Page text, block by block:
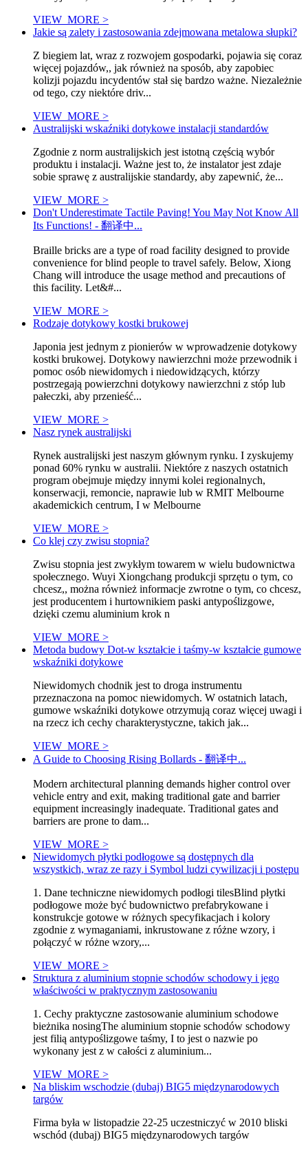
VIEW_MORE >
Jakie są zalety i zastosowania zdejmowana metalowa słupki?
Z biegiem lat, wraz z rozwojem gospodarki, pojawia się coraz
więcej pojazdów,, jak również na sposób, aby zapobiec
kolizji pojazdu incydentów stał się bardzo ważne. Niezależnie
od tego, czy niektóre driv...
VIEW_MORE >
Australijski wskaźniki dotykowe instalacji standardów
Zgodnie z norm australijskich jest istotną częścią wybór
produktu i instalacji. Ważne jest to, że instalator jest zdaje
sobie sprawę z australijskie standardy, aby zapewnić, że...
VIEW_MORE >
Don't Underestimate Tactile Paving! You May Not Know All
Its Functions! - 翻译中...
Braille bricks are a type of road facility designed to provide
convenience for blind people to travel safely. Below, Xiong
Chang will introduce the usage method and precautions of
this facility. Let&#...
VIEW_MORE >
Rodzaje dotykowy kostki brukowej
Japonia jest jednym z pionierów w wprowadzenie dotykowy
kostki brukowej. Dotykowy nawierzchni może przewodnik i
pomoc osób niewidomych i niedowidzących, którzy
postrzegają powierzchni dotykowy nawierzchni z stóp lub
pałeczki, aby przenieść...
VIEW_MORE >
Nasz rynek australijski
Rynek australijski jest naszym głównym rynku. I zyskujemy
ponad 60% rynku w australii. Niektóre z naszych ostatnich
program obejmuje między innymi kolei regionalnych,
konserwacji, remoncie, naprawie lub w RMIT Melbourne
akademickich centrum, I w Melbourne
VIEW_MORE >
Co klej czy zwisu stopnia?
Zwisu stopnia jest zwykłym towarem w wielu budownictwa
społecznego. Wuyi Xiongchang produkcji sprzętu o tym, co
chcesz,, można również informacje zwrotne o tym, co chcesz,
jest producentem i hurtownikiem paski antypoślizgowe,
dzięki czemu aluminium krok n
VIEW_MORE >
Metoda budowy Dot-w kształcie i taśmy-w kształcie gumowe
wskaźniki dotykowe
Niewidomych chodnik jest to droga instrumentu
przeznaczona na pomoc niewidomych. W ostatnich latach,
gumowe wskaźniki dotykowe otrzymują coraz więcej uwagi i
na rzecz ich cechy charakterystyczne, takich jak...
VIEW_MORE >
A Guide to Choosing Rising Bollards - 翻译中...
Modern architectural planning demands higher control over
vehicle entry and exit, making traditional gate and barrier
equipment increasingly inadequate. Traditional gates and
barriers are prone to dam...
VIEW_MORE >
Niewidomych płytki podłogowe są dostępnych dla
wszystkich, wraz ze razy i Symbol ludzi cywilizacji i postępu
1. Dane techniczne niewidomych podłogi tilesBlind płytki
podłogowe może być budownictwo prefabrykowane i
konstrukcje gotowe w różnych specyfikacjach i kolory
zgodnie z wymaganiami, inkrustowane z różne wzory, i
połączyć w różne wzory,...
VIEW_MORE >
Struktura z aluminium stopnie schodów schodowy i jego
właściwości w praktycznym zastosowaniu
1. Cechy praktyczne zastosowanie aluminium schodowe
bieżnika nosingThe aluminium stopnie schodów schodowy
jest filią antypoślizgowe taśmy, I to jest o nazwie po
wykonany jest z w całości z aluminium...
VIEW_MORE >
Na bliskim wschodzie (dubaj) BIG5 międzynarodowych
targów
Firma była w listopadzie 22-25 uczestniczyć w 2010 bliski
wschód (dubaj) BIG5 międzynarodowych targów